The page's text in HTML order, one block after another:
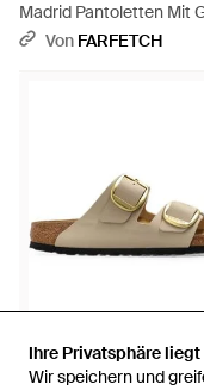
Ihre Privatsphäre liegt
Wir speichern und
Ihre Privatsphäre liegt
Wir speichern und
Madrid Pantoletten Mit
Schnalle - Weiß
Von FARFETCH
138 €